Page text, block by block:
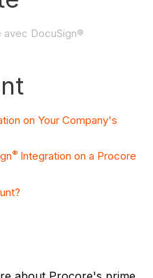
avec DocuSign®
on Your Company's
® Integration on a Procore